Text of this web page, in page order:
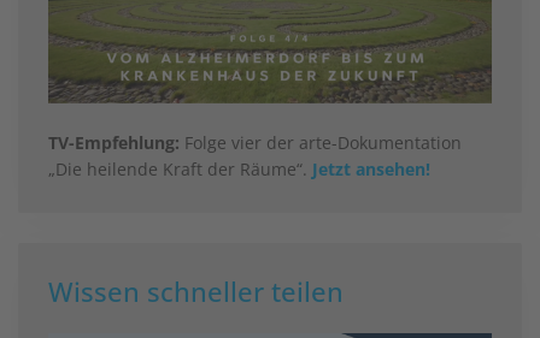
TV-Empfehlung: Folge vier der arte-Dokumentation
„Die heilende Kraft der Räume“. Jetzt ansehen!
Wissen schneller teilen